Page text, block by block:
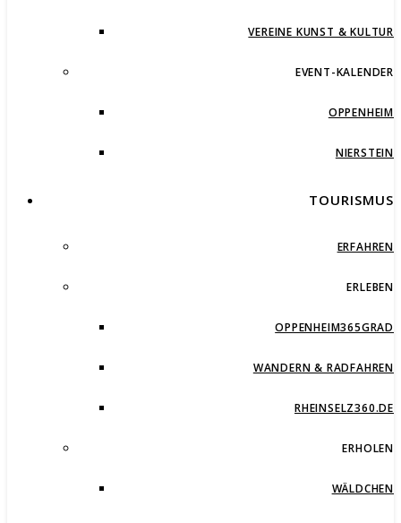
VEREINE KUNST & KULTUR
EVENT-KALENDER
OPPENHEIM
NIERSTEIN
TOURISMUS
ERFAHREN
ERLEBEN
OPPENHEIM365GRAD
WANDERN & RADFAHREN
RHEINSELZ360.DE
ERHOLEN
WÄLDCHEN